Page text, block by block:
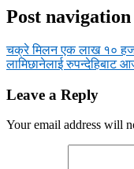
Post navigation
चक्रे मिलन एक लाख १०
लामिछानेलाई रुपन्देहिबाट
Leave a Reply
Your email address will